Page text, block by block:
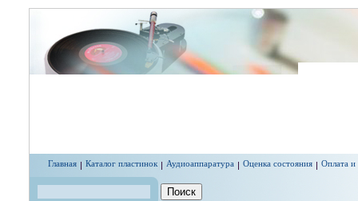
Главная Каталог пластинок Аудиоаппаратура Оценка состояния Оплата и